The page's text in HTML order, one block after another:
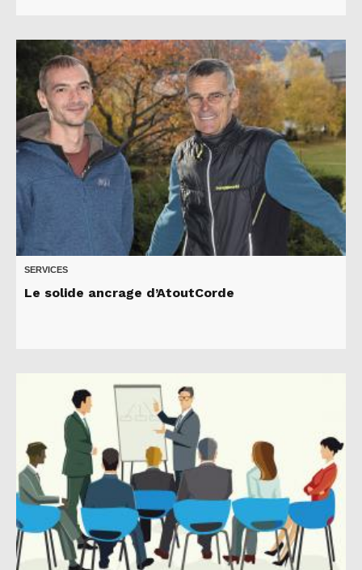
SERVICES
Le solide ancrage d’AtoutCorde